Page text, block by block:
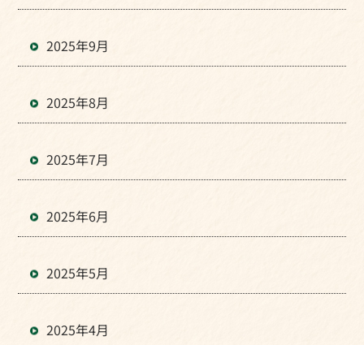
2025年9月
2025年8月
2025年7月
2025年6月
2025年5月
2025年4月